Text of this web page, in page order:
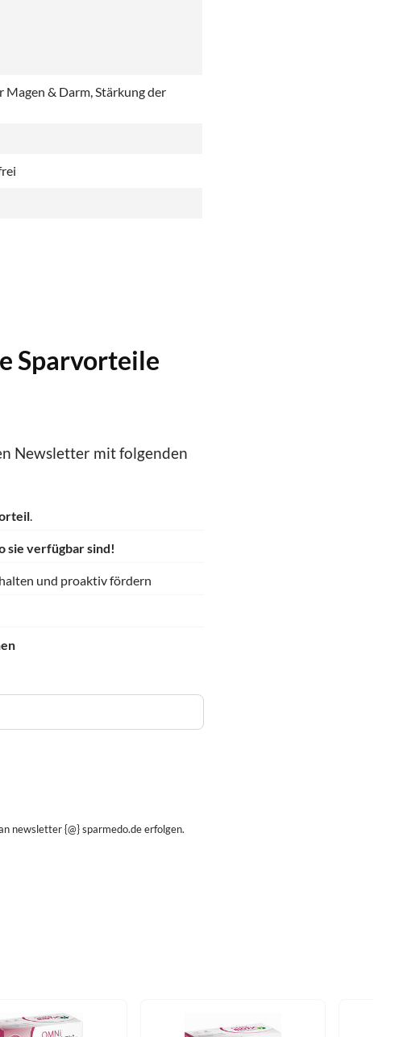
Magen & Darm, Stärkung der
Sparvorteile
Newsletter mit folgenden
.
sie verfügbar sind!
und proaktiv fördern
newsletter {@} sparmedo.de erfolgen.